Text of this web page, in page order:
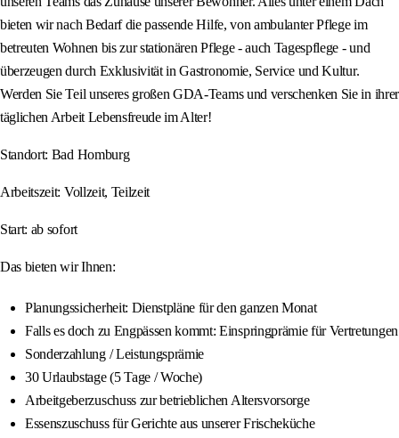
bieten wir nach Bedarf die passende Hilfe, von ambulanter Pflege im
betreuten Wohnen bis zur stationären Pflege - auch Tagespflege - und
überzeugen durch Exklusivität in Gastronomie, Service und Kultur.
Werden Sie Teil unseres großen GDA-Teams und verschenken Sie in ihrer
täglichen Arbeit Lebensfreude im Alter!
Standort: Bad Homburg
Arbeitszeit: Vollzeit, Teilzeit
Start: ab sofort
Das bieten wir Ihnen:
Planungssicherheit: Dienstpläne für den ganzen Monat
Falls es doch zu Engpässen kommt: Einspringprämie für Vertretungen
Sonderzahlung / Leistungsprämie
30 Urlaubstage (5 Tage / Woche)
Arbeitgeberzuschuss zur betrieblichen Altersvorsorge
Essenszuschuss für Gerichte aus unserer Frischeküche